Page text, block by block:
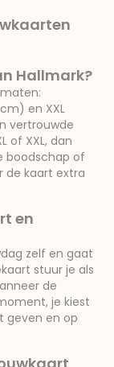
Hallmark?
cm) en XXL
vertrouwde
of XXL, dan
boodschap of
de kaart extra
en
zelf en gaat
stuur je als
de
je kiest
geven en op